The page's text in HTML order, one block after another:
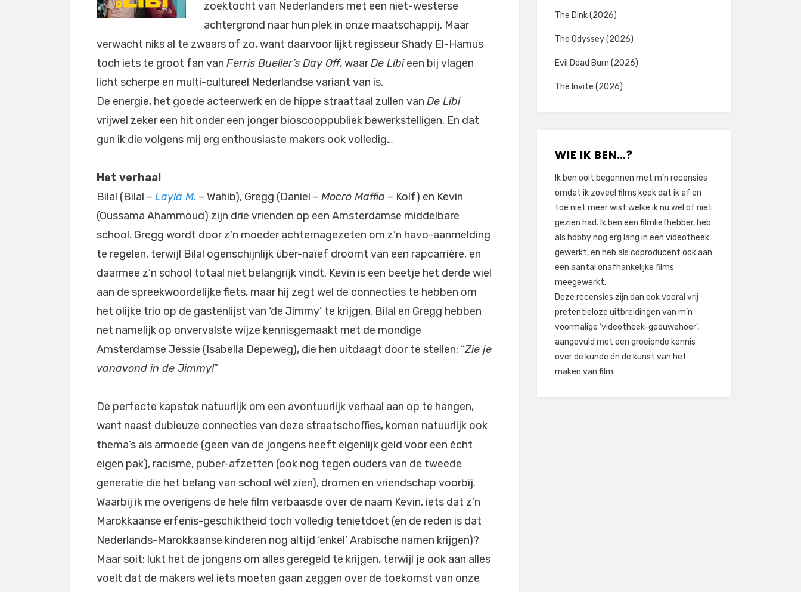
zoektocht van Nederlanders met een niet-westerse
achtergrond naar hun plek in onze maatschappij. Maar
verwacht niks al te zwaars of zo, want daarvoor lijkt regisseur Shady El-Hamus
toch iets te groot fan van Ferris Bueller’s Day Off, waarDe Libieen bij vlagen
licht scherpe en multi-cultureel Nederlandse variant van is.
De energie, het goede acteerwerk en de hippe straattaal zullen van De Libi
vrijwel zeker een hit onder een jonger bioscooppubliek bewerkstelligen. En dat
gun ik die volgens mij erg enthousiaste makers ook volledig…
Het verhaal
Bilal (Bilal – Layla M. – Wahib), Gregg (Daniel – Mocro Maffia – Kolf) en Kevin
(Oussama Ahammoud) zijn drie vrienden op een Amsterdamse middelbare
school. Gregg wordt door z’n moeder achternagezeten om z’n havo-aanmelding
te regelen, terwijl Bilal ogenschijnlijk über-naïef droomt van een rapcarrière, en
daarmee z’n school totaal niet belangrijk vindt. Kevin is een beetje het derde wiel
aan de spreekwoordelijke fiets, maar hij zegt wel de connecties te hebben om
het olijke trio op de gastenlijst van ‘de Jimmy’ te krijgen. Bilal en Gregg hebben
net namelijk op onvervalste wijze kennisgemaakt met de mondige
Amsterdamse Jessie (Isabella Depeweg), die hen uitdaagt door te stellen: “Zie je
vanavond in de Jimmy!”
De perfecte kapstok natuurlijk om een avontuurlijk verhaal aan op te hangen,
want naast dubieuze connecties van deze straatschoffies, komen natuurlijk ook
thema’s als armoede (geen van de jongens heeft eigenlijk geld voor een écht
eigen pak), racisme, puber-afzetten (ook nog tegen ouders van de tweede
generatie die het belang van school wél zien), dromen en vriendschap voorbij.
Waarbij ik me overigens de hele film verbaasde over de naam Kevin, iets dat z’n
Marokkaanse erfenis-geschiktheid toch volledig tenietdoet (en de reden is dat
Nederlands-Marokkaanse kinderen nog altijd ‘enkel’ Arabische namen krijgen)?
Maar soit: lukt het de jongens om alles geregeld te krijgen, terwijl je ook aan alles
voelt dat de makers wel iets moeten gaan zeggen over de toekomst van onze
The Dink (2026)
The Odyssey (2026)
Evil Dead Burn (2026)
The Invite (2026)
WIE IK BEN…?
Ik ben ooit begonnen met m’n recensies
omdat ik zoveel films keek dat ik af en
toe niet meer wist welke ik nu wel of niet
gezien had. Ik ben een filmliefhebber, heb
als hobby nog erg lang in een videotheek
gewerkt, en heb als coproducent ook aan
een aantal onafhankelijke films
meegewerkt.
Deze recensies zijn dan ook vooral vrij
pretentieloze uitbreidingen van m’n
voormalige ‘videotheek-geouwehoer’,
aangevuld met een groeiende kennis
over de kunde én de kunst van het
maken van film.